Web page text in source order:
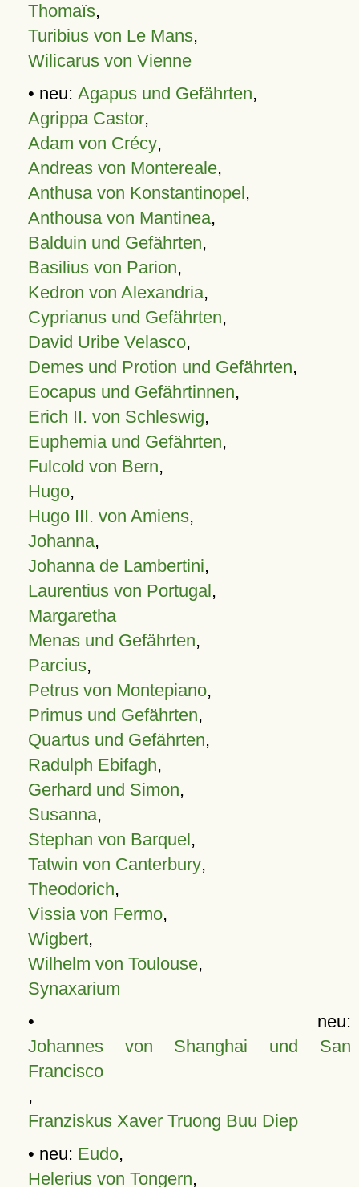
Thomaïs,
Turibius von Le Mans,
Wilicarus von Vienne
• neu: Agapus und Gefährten,
Agrippa Castor,
Adam von Crécy,
Andreas von Montereale,
Anthusa von Konstantinopel,
Anthousa von Mantinea,
Balduin und Gefährten,
Basilius von Parion,
Kedron von Alexandria,
Cyprianus und Gefährten,
David Uribe Velasco,
Demes und Protion und Gefährten,
Eocapus und Gefährtinnen,
Erich II. von Schleswig,
Euphemia und Gefährten,
Fulcold von Bern,
Hugo,
Hugo III. von Amiens,
Johanna,
Johanna de Lambertini,
Laurentius von Portugal,
Margaretha
Menas und Gefährten,
Parcius,
Petrus von Montepiano,
Primus und Gefährten,
Quartus und Gefährten,
Radulph Ebifagh,
Gerhard und Simon,
Susanna,
Stephan von Barquel,
Tatwin von Canterbury,
Theodorich,
Vissia von Fermo,
Wigbert,
Wilhelm von Toulouse,
Synaxarium
• neu:
Johannes von Shanghai und San
Francisco
,
Franziskus Xaver Truong Buu Diep
• neu: Eudo,
Helerius von Tongern,